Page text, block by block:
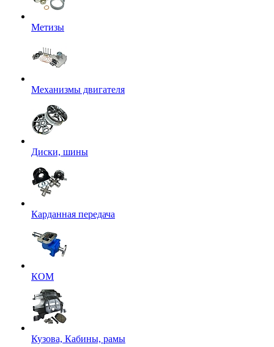
Метизы
Механизмы двигателя
Диски, шины
Карданная передача
КОМ
Кузова, Кабины, рамы